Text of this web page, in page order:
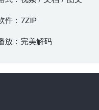
件： 7ZIP
放： 完美解码